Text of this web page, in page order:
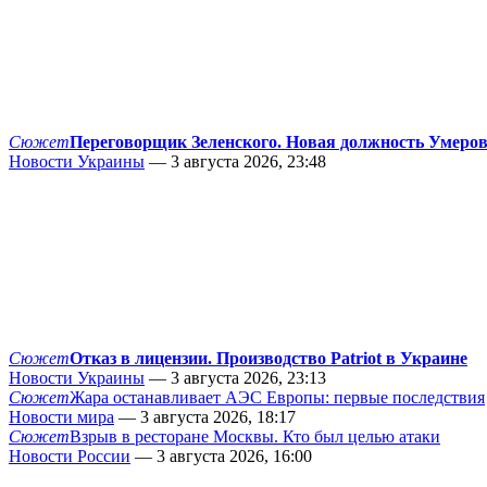
СюжетПереговорщик Зеленского. Новая должность
Новости Украины — 3 августа 2026, 23:48
СюжетОтказ в лицензии. Производство Patriot в Украине
Новости Украины — 3 августа 2026, 23:13
СюжетЖара останавливает АЭС Европы: первые последствия
Новости мира — 3 августа 2026, 18:17
СюжетВзрыв в ресторане Москвы. Кто был целью атаки
Новости России — 3 августа 2026, 16:00